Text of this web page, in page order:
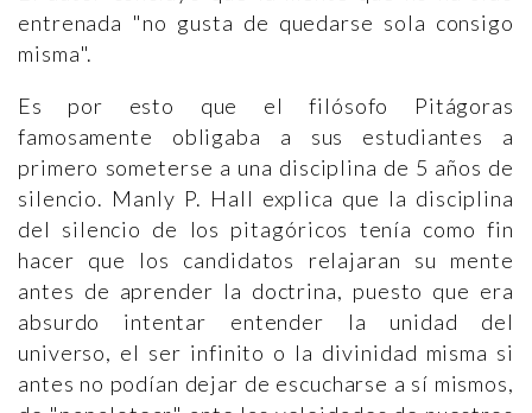
entrenada "no gusta de quedarse sola consigo
misma".
Es por esto que el filósofo Pitágoras
famosamente obligaba a sus estudiantes a
primero someterse a una disciplina de 5 años de
silencio. Manly P. Hall explica que la disciplina
del silencio de los pitagóricos tenía como fin
hacer que los candidatos relajaran su mente
antes de aprender la doctrina, puesto que era
absurdo intentar entender la unidad del
universo, el ser infinito o la divinidad misma si
antes no podían dejar de escucharse a sí mismos,